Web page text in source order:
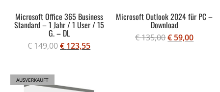
Microsoft Office 365 Business
Standard – 1 Jahr / 1 User / 15
G. – DL
€149,00€ 123,55
Microsoft Outlook 2024 für PC –
Download
€135,00€59,00
AUSVERKAUFT